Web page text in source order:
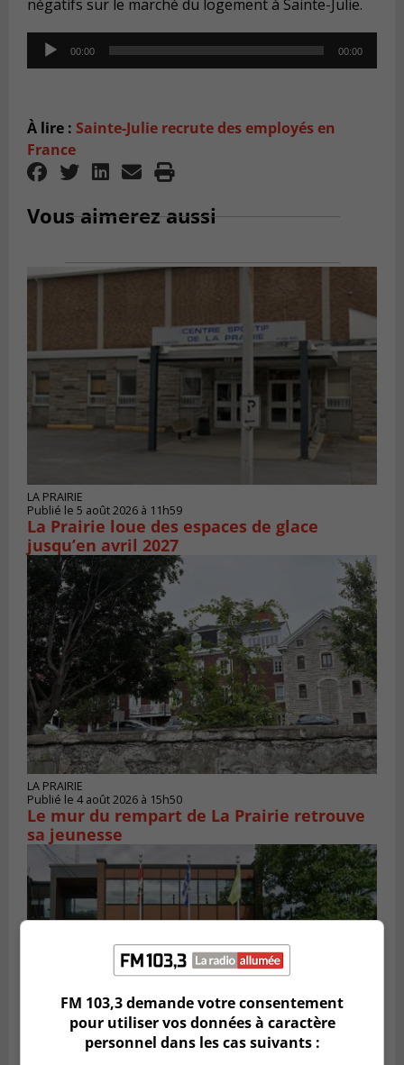
négatifs sur le marché du logement à Sainte-Julie.
Audio
Player
00:00 00:00
À lire : Sainte-Julie recrute des employés en
France
Vous aimerez aussi
LA PRAIRIE
Publié le 5 août 2026 à 11h59
La Prairie loue des espaces de glace
jusqu’en avril 2027
LA PRAIRIE
Publié le 4 août 2026 à 15h50
Le mur du rempart de La Prairie retrouve
sa jeunesse
FM 103,3 demande votre consentement
pour utiliser vos données à caractère
personnel dans les cas suivants :